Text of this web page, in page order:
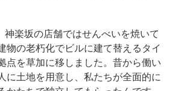
神楽坂の店舗ではせんべいを焼いて
物の老朽化でビルに建て替えるタイ
点を草加に移しました。昔から働い
に土地を用意し、私たちが全面的に